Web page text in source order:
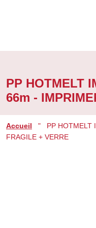
PP HOTMELT
66m -
Accueil "
PP HOTMELT
FRAGILE + VERRE